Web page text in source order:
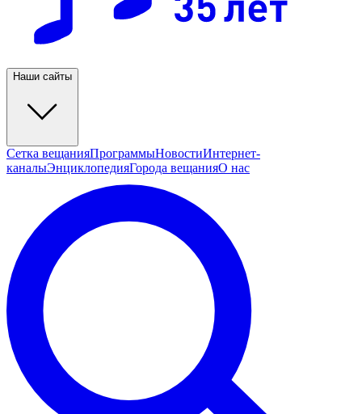
Наши сайты
Сетка вещанияПрограммыНовостиИнтернет-
каналыЭнциклопедияГорода вещанияО нас